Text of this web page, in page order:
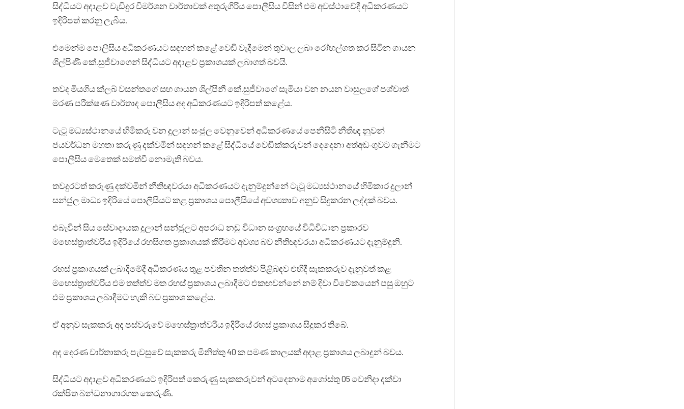
සිද්ධියට අදාළව වැඩිදුර විමර්ශන වාර්තාවක් අතුරුගිරිය පොලීසිය විසින් එම අවස්ථාවේදී අධිකරණයට
ඉදිරිපත් කරනු ලැබීය.
එමෙන්ම පොලීසිය අධිකරණයට සඳහන් කළේ වෙඩි වැදීමෙන් තුවාල ලබා රෝහල්ගත කර සිටින ගායන
ශිල්පිණී කේ.සුජීවාගෙන් සිද්ධියට අදාළව ප්‍රකාශයක් ලබාගත් බවයි.
තවද මියගිය ක්ලබ් වසන්තගේ සහ ගායන ශිල්පිනී කේ.සුජීවාගේ සැමියා වන නයන වාසුලගේ පශ්චාත්
මරණ පරීක්ෂණ වාර්තාද පොලීසිය අද අධිකරණයට ඉදිරිපත් කළේය.
ටැටූ මධ්‍යස්ථානයේ හිමිකරු වන දුලාන් සංජුල වෙනුවෙන් අධිකරණයේ පෙනීසිටි නීතිඥ නුවන්
ජයවර්ධන මහතා කරුණු දක්වමින් සඳහන් කළේ සිද්ධියේ වෙඩික්කරුවන් දෙදෙනා අත්අඩංගුවට ගැනීමට
පොලීසිය මෙතෙක් සමත්වී නොමැති බවය.
තවදුරටත් කරුණු දක්වමින් නීතිඥවරයා අධිකරණයට දැනුම්දුන්නේ ටැටූ මධ්‍යස්ථානයේ හිමිකාර දුලාන්
සන්ජුල මාධ්‍ය ඉදිරියේ පොලිසියට කළ ප්‍රකාශය පොලීසියේ අවශ්‍යතාව අනුව සිදුකරන ලද්දක් බවය.
එබැවින් සිය සේවාදායක දුලාන් සන්ජුලට අපරාධ නඩු විධාන සංග්‍රහයේ විධිවිධාන ප්‍රකාරව
මහෙස්ත්‍රාත්වරිය ඉදිරියේ රහසිගත ප්‍රකාශයක් කිරීමට අවශ්‍ය බව නීතිඥවරයා අධිකරණයට දැනුම්දුනි.
රහස් ප්‍රකාශයක් ලබාදීමේදී අධිකරණය තුළ පවතින තත්ත්ව පිළිබඳව එහිදී සැකකරුව දැනුවත් කළ
මහෙස්ත්‍රාත්වරිය එම තත්ත්ව මත රහස් ප්‍රකාශය ලබාදීමට එකඟවන්නේ නම් දිවා විවේකයෙන් පසු ඔහුට
එම ප්‍රකාශය ලබාදීමට හැකි බව ප්‍රකාශ කළේය.
ඒ අනුව සැකකරු අද පස්වරුවේ මහෙස්ත්‍රාත්වරිය ඉදිරියේ රහස් ප්‍රකාශය සිදුකර තිබේ.
අද දෙරණ වාර්තාකරු පැවසුවේ සැකකරු මිනිත්තු 40 ක පමණ කාලයක් අදාළ ප්‍රකාශය ලබාදුන් බවය.
සිද්ධියට අදාළව අධිකරණයට ඉදිරිපත් කෙරුණු සැකකරුවන් අටදෙනාම අගෝස්තු 05 වෙනිදා දක්වා
රක්ෂිත බන්ධනාගාරගත කෙරුණි.